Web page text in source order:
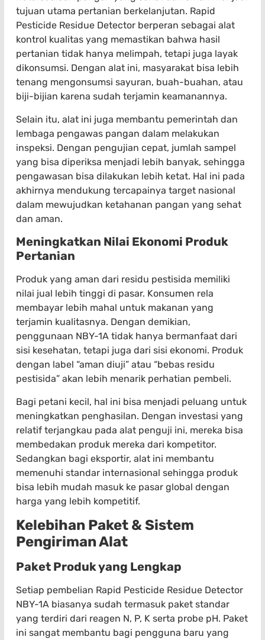
tujuan utama pertanian berkelanjutan. Rapid
Pesticide Residue Detector berperan sebagai alat
kontrol kualitas yang memastikan bahwa hasil
pertanian tidak hanya melimpah, tetapi juga layak
dikonsumsi. Dengan alat ini, masyarakat bisa lebih
tenang mengonsumsi sayuran, buah-buahan, atau
biji-bijian karena sudah terjamin keamanannya.
Selain itu, alat ini juga membantu pemerintah dan
lembaga pengawas pangan dalam melakukan
inspeksi. Dengan pengujian cepat, jumlah sampel
yang bisa diperiksa menjadi lebih banyak, sehingga
pengawasan bisa dilakukan lebih ketat. Hal ini pada
akhirnya mendukung tercapainya target nasional
dalam mewujudkan ketahanan pangan yang sehat
dan aman.
Meningkatkan Nilai Ekonomi Produk
Pertanian
Produk yang aman dari residu pestisida memiliki
nilai jual lebih tinggi di pasar. Konsumen rela
membayar lebih mahal untuk makanan yang
terjamin kualitasnya. Dengan demikian,
penggunaan NBY-1A tidak hanya bermanfaat dari
sisi kesehatan, tetapi juga dari sisi ekonomi. Produk
dengan label “aman diuji” atau “bebas residu
pestisida” akan lebih menarik perhatian pembeli.
Bagi petani kecil, hal ini bisa menjadi peluang untuk
meningkatkan penghasilan. Dengan investasi yang
relatif terjangkau pada alat penguji ini, mereka bisa
membedakan produk mereka dari kompetitor.
Sedangkan bagi eksportir, alat ini membantu
memenuhi standar internasional sehingga produk
bisa lebih mudah masuk ke pasar global dengan
harga yang lebih kompetitif.
Kelebihan Paket & Sistem
Pengiriman Alat
Paket Produk yang Lengkap
Setiap pembelian Rapid Pesticide Residue Detector
NBY-1A biasanya sudah termasuk paket standar
yang terdiri dari reagen N, P, K serta probe pH. Paket
ini sangat membantu bagi pengguna baru yang